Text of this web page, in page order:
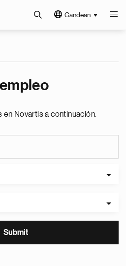
Candean
Novartis a continuación.